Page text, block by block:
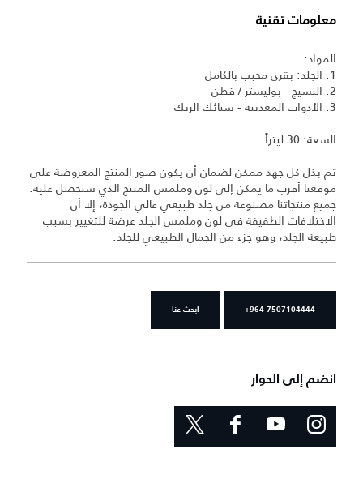
معلومات تقنية
المواد:
1. الجلد: بقري محبب بالكامل
2. النسيج - بوليستر / قطن
3. الأدوات المعدنية - سبائك الزنك
السعة: 30 ليتراً
تم بذل كل جهد ممكن لضمان أن يكون صور المنتج المعروضة على
موقعنا أقرب ما يمكن إلى لون وملمس المنتج الذي ستحصل عليه.
جميع منتجاتنا مصنوعة من جلد طبيعي عالي الجودة، إلا أن
الاختلافات الطفيفة في لون وملمس الجلد عرضة للتغيير بسبب
طبيعة الجلد، وهو جزء من الجمال الطبيعي للجلد.
+964 7507104444 ابحث عنا
انضم إلى الحوار